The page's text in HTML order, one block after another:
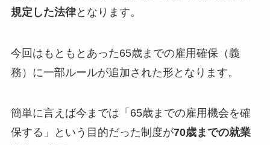
規定した法律となります。
今回はもともとあった65歳までの雇用確保（義
務）に一部ルールが追加された形となります。
簡単に言えば今までは「65歳までの雇用機会を確
保する」という目的だった制度が70歳までの就業